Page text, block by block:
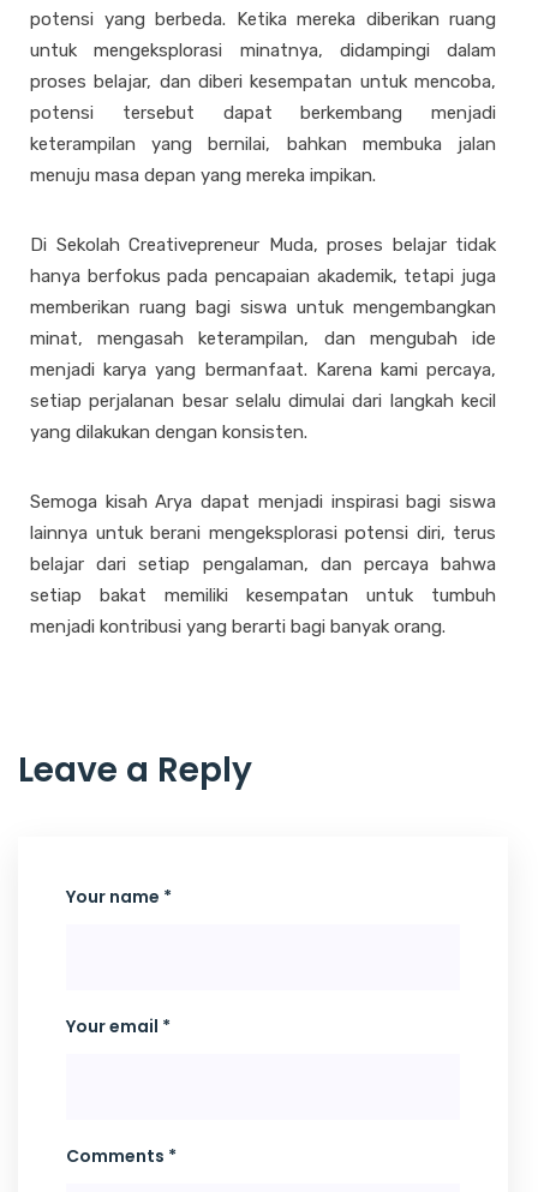
potensi yang berbeda. Ketika mereka diberikan ruang
untuk mengeksplorasi minatnya, didampingi dalam
proses belajar, dan diberi kesempatan untuk mencoba,
potensi tersebut dapat berkembang menjadi
keterampilan yang bernilai, bahkan membuka jalan
menuju masa depan yang mereka impikan.
Di Sekolah Creativepreneur Muda, proses belajar tidak
hanya berfokus pada pencapaian akademik, tetapi juga
memberikan ruang bagi siswa untuk mengembangkan
minat, mengasah keterampilan, dan mengubah ide
menjadi karya yang bermanfaat. Karena kami percaya,
setiap perjalanan besar selalu dimulai dari langkah kecil
yang dilakukan dengan konsisten.
Semoga kisah Arya dapat menjadi inspirasi bagi siswa
lainnya untuk berani mengeksplorasi potensi diri, terus
belajar dari setiap pengalaman, dan percaya bahwa
setiap bakat memiliki kesempatan untuk tumbuh
menjadi kontribusi yang berarti bagi banyak orang.
Leave a Reply
Your name *
Your email *
Comments *